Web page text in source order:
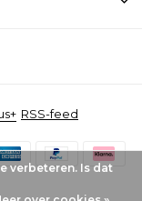
RSS-feed
verbeteren. Is dat